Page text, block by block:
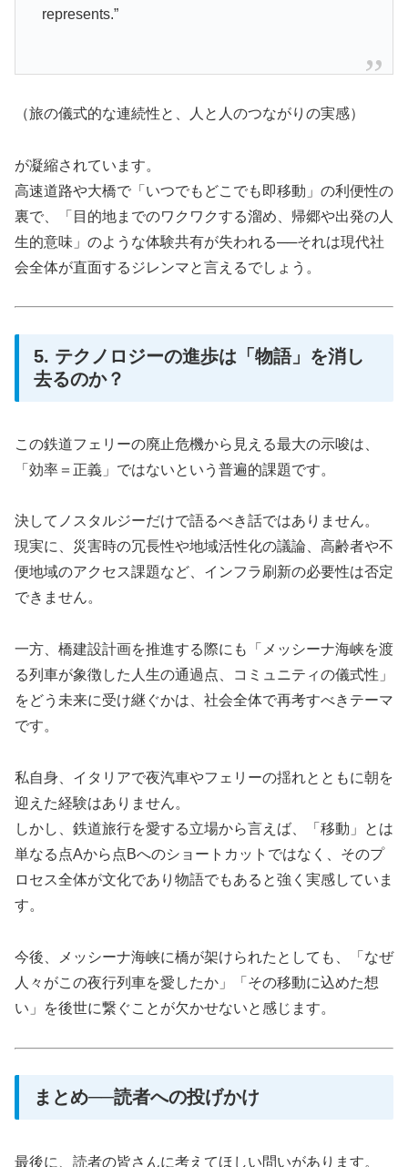
represents.”
（旅の儀式的な連続性と、人と人のつながりの実感）
が凝縮されています。
高速道路や大橋で「いつでもどこでも即移動」の利便性の
裏で、「目的地までのワクワクする溜め、帰郷や出発の人
生的意味」のような体験共有が失われる──それは現代社
会全体が直面するジレンマと言えるでしょう。
5. テクノロジーの進歩は「物語」を消し
去るのか？
この鉄道フェリーの廃止危機から見える最大の示唆は、
「効率＝正義」ではないという普遍的課題です。
決してノスタルジーだけで語るべき話ではありません。
現実に、災害時の冗長性や地域活性化の議論、高齢者や不
便地域のアクセス課題など、インフラ刷新の必要性は否定
できません。
一方、橋建設計画を推進する際にも「メッシーナ海峡を渡
る列車が象徴した人生の通過点、コミュニティの儀式性」
をどう未来に受け継ぐかは、社会全体で再考すべきテーマ
です。
私自身、イタリアで夜汽車やフェリーの揺れとともに朝を
迎えた経験はありません。
しかし、鉄道旅行を愛する立場から言えば、「移動」とは
単なる点Aから点Bへのショートカットではなく、そのプ
ロセス全体が文化であり物語でもあると強く実感していま
す。
今後、メッシーナ海峡に橋が架けられたとしても、「なぜ
人々がこの夜行列車を愛したか」「その移動に込めた想
い」を後世に繋ぐことが欠かせないと感じます。
まとめ──読者への投げかけ
最後に、読者の皆さんに考えてほしい問いがあります。